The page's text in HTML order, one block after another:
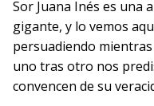
Sor Juana Inés es una
gigante, y lo vemos
persuadiendo
uno tras otro nos
convencen de su